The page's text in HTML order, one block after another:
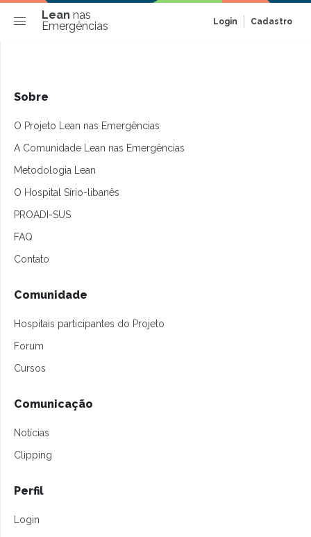
Lean nas
Emergências
Login Cadastro
Sobre
O Projeto Lean nas Emergências
A Comunidade Lean nas Emergências
Metodologia Lean
O Hospital Sírio-libanês
PROADI-SUS
FAQ
Contato
Comunidade
Hospitais participantes do Projeto
Forum
Cursos
Comunicação
Notícias
Clipping
Perfil
Login